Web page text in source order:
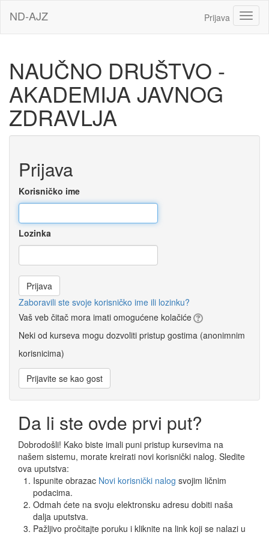
ND-AJZ Prijava
NAUČNO DRUŠTVO -
AKADEMIJA JAVNOG
ZDRAVLJA
za
kreiranje
novog
korisničkog
Prijava
Korisničko ime
Lozinka
Zaboravili ste svoje korisničko ime ili lozinku?
Vaš veb čitač mora imati omogućene kolačiće
Neki od kurseva mogu dozvoliti pristup gostima (anonimnim
korisnicima)
Da li ste ovde prvi put?
Dobrodošli! Kako biste imali puni pristup kursevima na
našem sistemu, morate kreirati novi korisnički nalog. Sledite
ova uputstva:
Ispunite obrazac Novi korisnički nalog svojim ličnim
podacima.
Odmah ćete na svoju elektronsku adresu dobiti naša
dalja uputstva.
Pažljivo pročitajte poruku i kliknite na link koji se nalazi u